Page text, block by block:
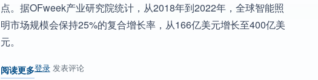
点。据OFweek产业研究院统计，从2018年到2022年，全球智能照
明市场规模会保持25%的复合增长率，从166亿美元增长至400亿美
元。
阅读更多
关于 想找智能照明开发平台？安森美半导体的这款一定别错过~原因看了就知道~
登录发表评论